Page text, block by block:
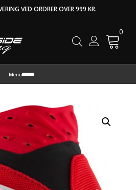
VED ORDRER OVER 999 KR.
0
Menu